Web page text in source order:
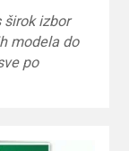
širok izbor
modela do
po